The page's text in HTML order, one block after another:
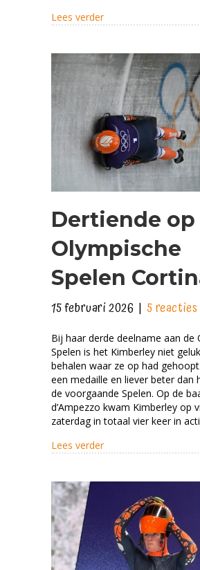
Lees verderabout Nog eenmaal
Dertiende op
Olympische
Spelen
15 februari 2026 | 5 reacties
Bij haar derde deelname aan de
Spelen is het Kimberley niet
behalen waar ze op had
een medaille en liever beter dan
de voorgaande Spelen. Op de
d’Ampezzo kwam Kimberley op
zaterdag in totaal vier keer in
Lees verderabout Dertiende op